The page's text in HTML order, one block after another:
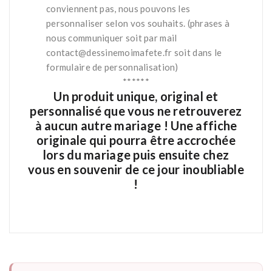
conviennent pas, nous pouvons les
personnaliser selon vos souhaits. (phrases à
nous communiquer soit par mail
contact@dessinemoimafete.fr soit dans le
formulaire de personnalisation)
******
Un produit unique, original et
personnalisé que vous ne retrouverez
à aucun autre mariage ! Une affiche
originale qui pourra être accrochée
lors du mariage puis ensuite chez
vous en souvenir de ce jour inoubliable
!